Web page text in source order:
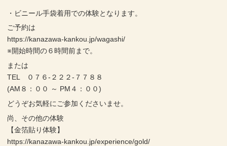
・ビニール手袋着用での体験となります。
ご予約は
https://kanazawa-kankou.jp/wagashi/
※開始時間の６時間前まで。
または
TEL ０７６-２２２-７７８８
(AM８：００ ～ PM４：００)
どうぞお気軽にご参加くださいませ。
尚、その他の体験
【金箔貼り体験】
https://kanazawa-kankou.jp/experience/gold/